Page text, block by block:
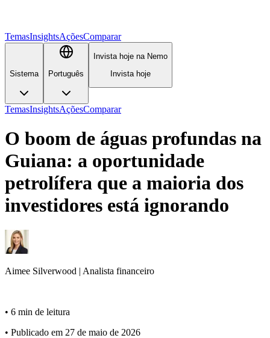
TemasInsightsAçõesComparar
Sistema Português
Invista hoje na Nemo
Invista hoje
TemasInsightsAçõesComparar
O boom de águas profundas na
Guiana: a oportunidade
petrolífera que a maioria dos
investidores está ignorando
Aimee Silverwood | Analista financeiro
• 6 min de leitura
• Publicado em 27 de maio de 2026